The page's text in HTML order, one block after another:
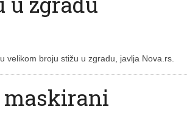
broju stižu u zgradu, javlja Nova.rs.